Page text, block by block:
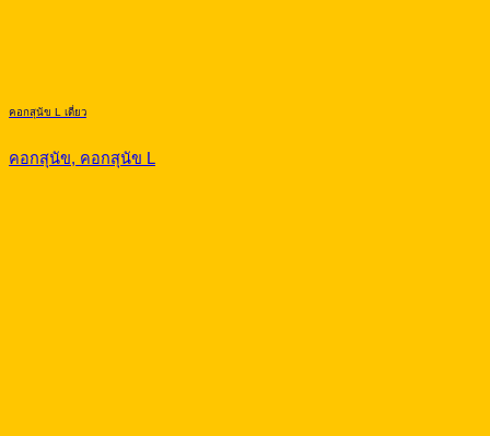
คอกสุนัข L เดี่ยว
คอกสุนัข, คอกสุนัข L